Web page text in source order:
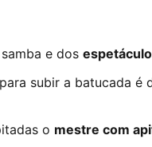
e dos
subir a batucada é
o mestre com